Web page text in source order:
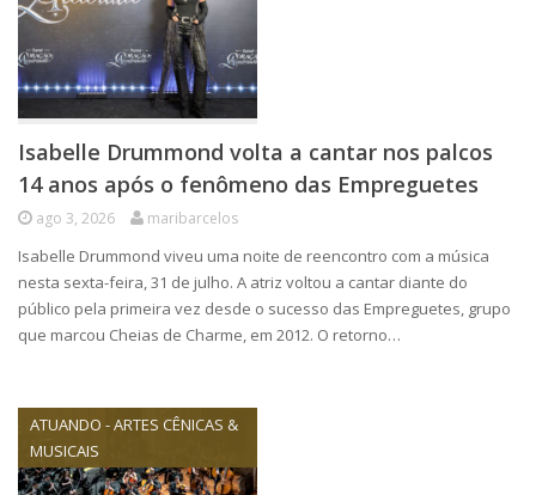
Isabelle Drummond volta a cantar nos palcos
14 anos após o fenômeno das Empreguetes
ago 3, 2026 maribarcelos
Isabelle Drummond viveu uma noite de reencontro com a música
nesta sexta-feira, 31 de julho. A atriz voltou a cantar diante do
público pela primeira vez desde o sucesso das Empreguetes, grupo
que marcou Cheias de Charme, em 2012. O retorno…
ATUANDO - ARTES CÊNICAS &
MUSICAIS